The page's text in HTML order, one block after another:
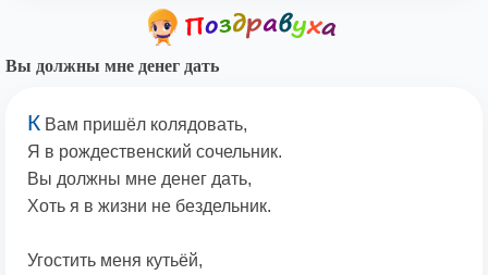
Вы должны мне денег дать
К Вам пришёл колядовать,
Я в рождественский сочельник.
Вы должны мне денег дать,
Хоть я в жизни не бездельник.
Угостить меня кутьёй,